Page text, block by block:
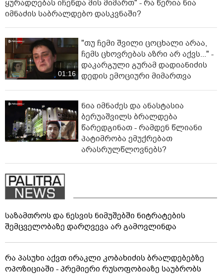
ყურადღებას იჩენდა მის მიმართ" - რა წერია ნია
იმნაძის საბრალდებო დასკვნაში?
01:16
"თუ ჩემი შვილი ცოცხალი არაა,
ჩემს ცხოვრებას აზრი არ აქვს..." -
დაკარგული გურამ დადიანიძის
დედის ემოციური მიმართვა
ნია იმნაძეს და ანასტასია
ბერუაშვილს ბრალდება
წარედგინათ - რამდენ წლიანი
პატიმრობა ემუქრებათ
არასრულწლოვნებს?
საზამთროს და ნესვის ნიმუშებში ნიტრატების
შემცველობაზე დარღვევა არ გამოვლინდა
რა პასუხი აქვთ ირაკლი კობახიძის ბრალდებებზე
ოპოზიციაში - პრემიერი რუსოფობიაზე საუბრობს